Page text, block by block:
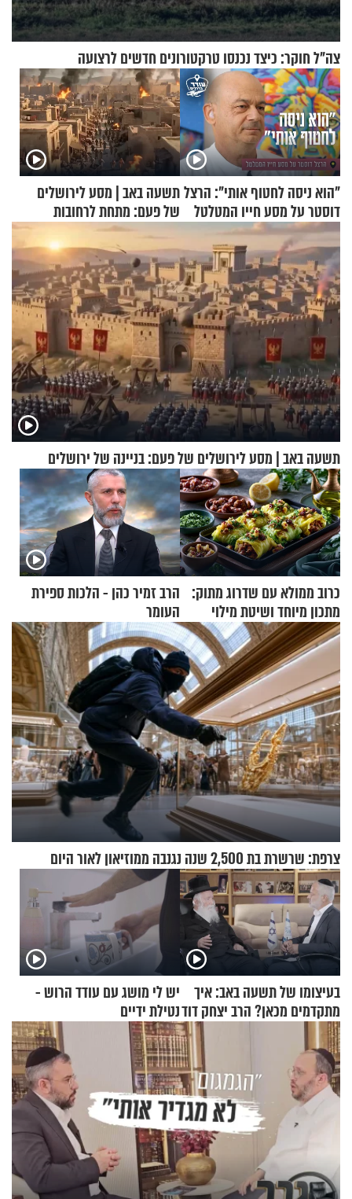
צה"ל חוקר: כיצד נכנסו טרקטורונים חדשים לרצועה
"הוא ניסה לחטוף אותי": הרצל
דוסטר על מסע חייו המטלטל
תשעה באב | מסע לירושלים
של פעם: מתחת לרחובות
ירושלים
תשעה באב | מסע לירושלים של פעם: בניינה של ירושלים
כרוב ממולא עם שדרוג מתוק:
מתכון מיוחד ושיטת מילוי
שאתם חייבים לנסות
הרב זמיר כהן - הלכות ספירת
העומר
צרפת: שרשרת בת 2,500 שנה נגנבה ממוזיאון לאור היום
בעיצומו של תשעה באב: איך
מתקדמים מכאן? הרב יצחק דוד
גרוסמן בשיחה מיוחדת
יש לי מושג עם עודד הרוש -
נטילת ידיים